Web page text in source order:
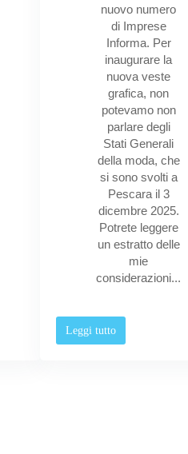
nuovo numero
di Imprese
Informa. Per
inaugurare la
nuova veste
grafica, non
potevamo non
parlare degli
Stati Generali
della moda, che
si sono svolti a
Pescara il 3
dicembre 2025.
Potrete leggere
un estratto delle
mie
considerazioni...
Leggi tutto